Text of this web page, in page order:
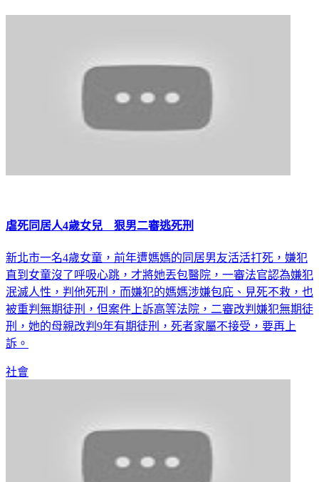
虐死同居人4歲女兒 狠男二審逃死刑
新北市一名4歲女童，前年遭媽媽的同居男友活活打死，嫌犯
直到女童沒了呼吸心跳，才將她丟包醫院，一審法官認為嫌犯
泯滅人性，判他死刑，而嫌犯的媽媽涉嫌包庇、見死不救，也
被重判無期徒刑，但案件上訴高等法院，二審改判嫌犯無期徒
刑，她的母親改判9年有期徒刑，死者家屬不接受，要再上
訴。
社會